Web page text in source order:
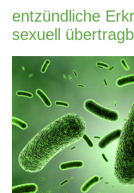
entzündliche
sexuell